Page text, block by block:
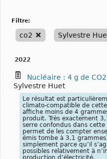
filtre:
co2 Sylvestre
2022
Nucléaire : 4 g de
Sylvestre Huet
Le résultat est
climato-compatible de
affiche moins de 4
produit. Très exactement
serre confondus dans
permet de les compter
émis tombe à 3,1
simplement parce qu’il
possibles relativement à
production d’électricité.